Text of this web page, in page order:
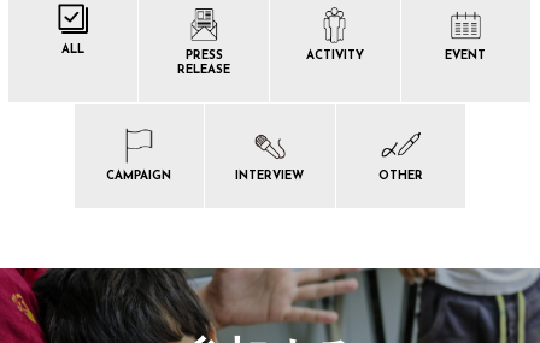
ALL
PRESS
RELEASE
ACTIVITY EVENT
CAMPAIGN INTERVIEW OTHER